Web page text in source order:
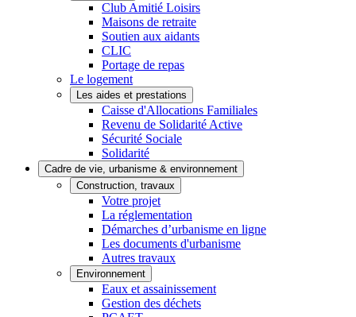
Club Amitié Loisirs
Maisons de retraite
Soutien aux aidants
CLIC
Portage de repas
Le logement
Les aides et prestations
Caisse d'Allocations Familiales
Revenu de Solidarité Active
Sécurité Sociale
Solidarité
Cadre de vie, urbanisme & environnement
Construction, travaux
Votre projet
La réglementation
Démarches d’urbanisme en ligne
Les documents d'urbanisme
Autres travaux
Environnement
Eaux et assainissement
Gestion des déchets